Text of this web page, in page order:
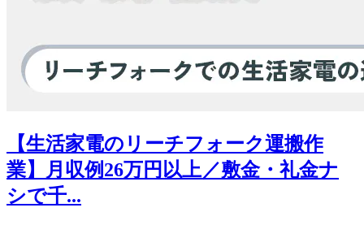
【生活家電のリーチフォーク運搬作
業】月収例26万円以上／敷金・礼金ナ
シで千...